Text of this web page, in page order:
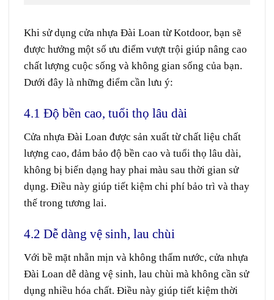
Khi sử dụng cửa nhựa Đài Loan từ Kotdoor, bạn sẽ
được hưởng một số ưu điểm vượt trội giúp nâng cao
chất lượng cuộc sống và không gian sống của bạn.
Dưới đây là những điểm cần lưu ý:
4.1 Độ bền cao, tuổi thọ lâu dài
Cửa nhựa Đài Loan được sản xuất từ chất liệu chất
lượng cao, đảm bảo độ bền cao và tuổi thọ lâu dài,
không bị biến dạng hay phai màu sau thời gian sử
dụng. Điều này giúp tiết kiệm chi phí bảo trì và thay
thế trong tương lai.
4.2 Dễ dàng vệ sinh, lau chùi
Với bề mặt nhẵn mịn và không thấm nước, cửa nhựa
Đài Loan dễ dàng vệ sinh, lau chùi mà không cần sử
dụng nhiều hóa chất. Điều này giúp tiết kiệm thời